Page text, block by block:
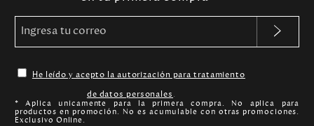
He leído y acepto la autorización para tratamiento
de datos personales.
* Aplica unicamente para la primera compra. No aplica para
productos en promoción. No es acumulable con otras promociones.
Exclusivo Online.